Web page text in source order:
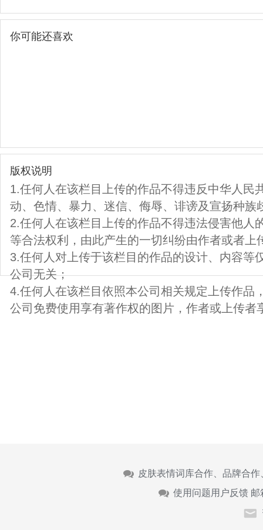
你可能还喜欢
版权说明
1.任何人在该栏目上传的作品不得违反中华人民
动、色情、暴力、迷信、侮辱、诽谤及宣扬种族
2.任何人在该栏目上传的作品不得违法侵害他人
等合法权利，由此产生的一切纠纷由作者或者上
3.任何人对上传于该栏目的作品的设计、内容等
公司无关；
4.任何人在该栏目依照本公司相关规定上传作品
公司免费使用享有著作权的图片，作者或上传者
皮肤表情词库合作、品牌合
使用问题用户反馈 邮